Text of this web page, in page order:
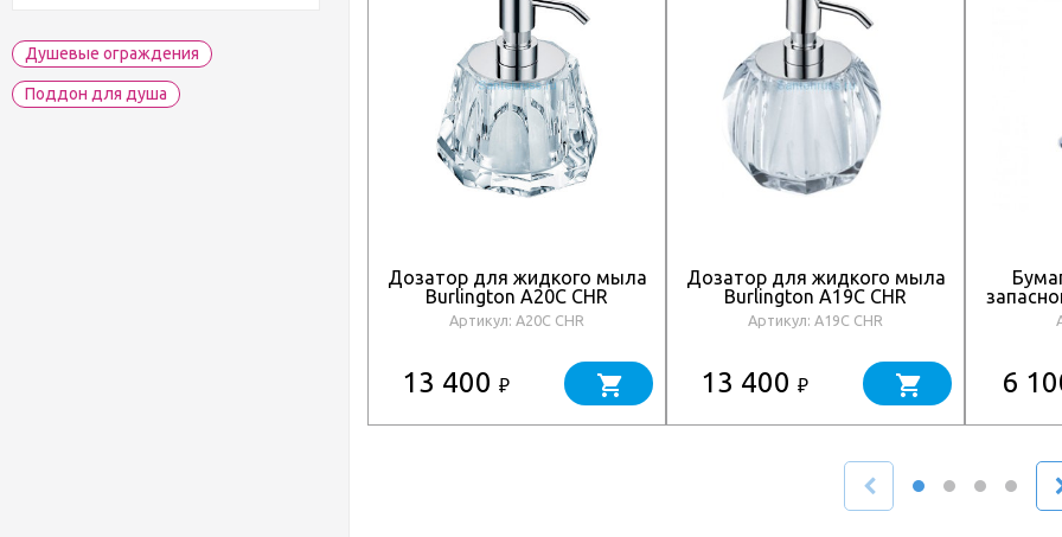
Душевые ограждения
Поддон для душа
Дозатор для жидкого мыла
Burlington A20C CHR
Артикул: A20C CHR
13 400 ₽
Дозатор для жидкого мыла
Burlington A19C CHR
Артикул: A19C CHR
13 400 ₽ 6